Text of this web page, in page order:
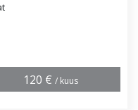
120 € / kuus